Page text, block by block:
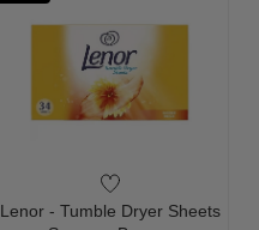
Lenor - Tumble Dryer Sheets